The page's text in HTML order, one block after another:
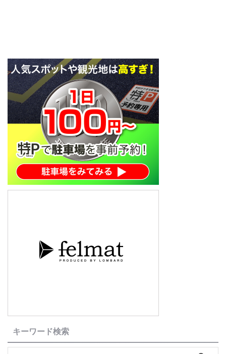
の立役者トリプル高橋が鮮烈なデ
ビューを飾ったのも沖縄、読谷村
キャンプでしたね。 View this
post on Instagram 【S ...
キーワード検索